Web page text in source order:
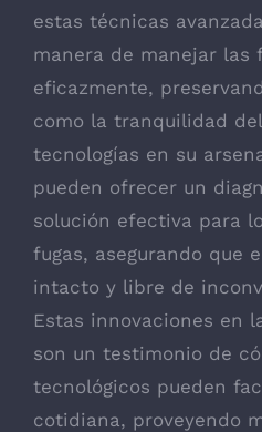
estas técnicas
manera de manejar las
eficazmente,
como la tranquilidad
tecnologías en su
pueden ofrecer un
solución efectiva para
fugas, asegurando que
intacto y libre de
Estas innovaciones en
son un testimonio de
tecnológicos pueden
cotidiana, proveyendo